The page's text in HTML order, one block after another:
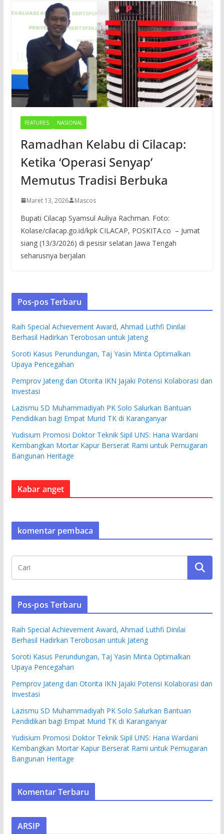
FEATURES NASIONAL
Ramadhan Kelabu di Cilacap:
Ketika ‘Operasi Senyap’
Memutus Tradisi Berbuka
Maret 13, 2026 Mascos
Bupati Cilacap Syamsul Auliya Rachman. Foto:
Kolase/cilacap.go.id/kpk CILACAP, POSKITA.co – Jumat
siang (13/3/2026) di pesisir selatan Jawa Tengah
seharusnya berjalan
Pos-pos Terbaru
Raih Special Achievement Award, Ahmad Luthfi Dinilai
Berhasil Hadirkan Terobosan untuk Jateng
Soroti Kasus Perundungan, Taj Yasin Minta Optimalkan
Upaya Pencegahan
Pemprov Jateng dan Otorita IKN Jajaki Potensi Kolaborasi dan
Investasi
Lazismu SD Muhammadiyah PK Solo Salurkan Bantuan
Pendidikan bagi Empat Murid TK di Karanganyar
Yudisium Promosi Doktor Teknik Sipil UNS: Hana Wardani
Kembangkan Mortar Kapur Berserat Rami untuk Pemugaran
Bangunan Heritage
Kabar anget
komentar pembaca
Pos-pos Terbaru
Raih Special Achievement Award, Ahmad Luthfi Dinilai
Berhasil Hadirkan Terobosan untuk Jateng
Soroti Kasus Perundungan, Taj Yasin Minta Optimalkan
Upaya Pencegahan
Pemprov Jateng dan Otorita IKN Jajaki Potensi Kolaborasi dan
Investasi
Lazismu SD Muhammadiyah PK Solo Salurkan Bantuan
Pendidikan bagi Empat Murid TK di Karanganyar
Yudisium Promosi Doktor Teknik Sipil UNS: Hana Wardani
Kembangkan Mortar Kapur Berserat Rami untuk Pemugaran
Bangunan Heritage
Komentar Terbaru
ARSIP